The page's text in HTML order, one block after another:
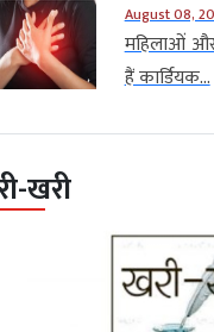
August 08,
महिलाओं
हैं कार्डियक...
खरी